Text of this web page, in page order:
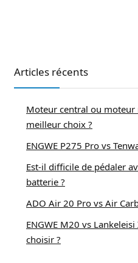
Articles récents
Moteur central ou
meilleur choix ?
ENGWE P275 Pro vs
Est-il difficile de pédaler
batterie ?
ADO Air 20 Pro vs Air
ENGWE M20 vs
choisir ?